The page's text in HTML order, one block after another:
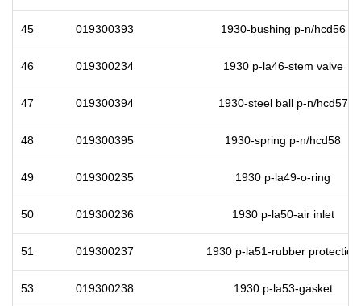
45 019300393 1930-bushing p-n/hcd56
46 019300234 1930 p-la46-stem valve
47 019300394 1930-steel ball p-n/hcd57
48 019300395 1930-spring p-n/hcd58
49 019300235 1930 p-la49-o-ring
50 019300236 1930 p-la50-air inlet
51 019300237 1930 p-la51-rubber protection
53 019300238 1930 p-la53-gasket